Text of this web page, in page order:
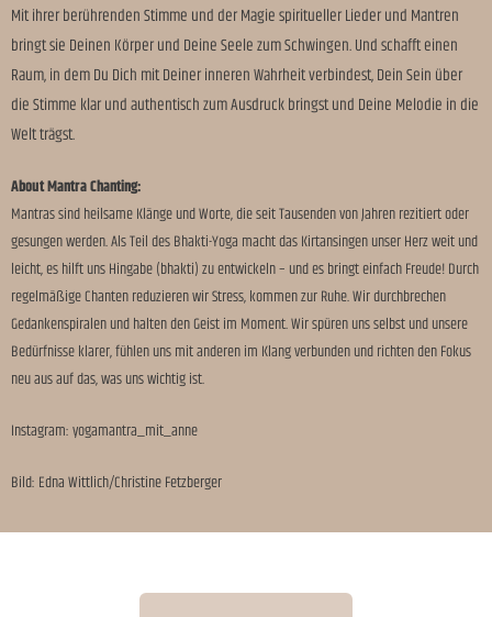
Mit ihrer berührenden Stimme und der Magie spiritueller Lieder und Mantren
bringt sie Deinen Körper und Deine Seele zum Schwingen. Und schafft einen
Raum, in dem Du Dich mit Deiner inneren Wahrheit verbindest, Dein Sein über
die Stimme klar und authentisch zum Ausdruck bringst und Deine Melodie in die
Welt trägst.
About Mantra Chanting:
Mantras sind heilsame Klänge und Worte, die seit Tausenden von Jahren rezitiert oder
gesungen werden. Als Teil des Bhakti-Yoga macht das Kirtansingen unser Herz weit und
leicht, es hilft uns Hingabe (bhakti) zu entwickeln – und es bringt einfach Freude! Durch
regelmäßige Chanten reduzieren wir Stress, kommen zur Ruhe. Wir durchbrechen
Gedankenspiralen und halten den Geist im Moment. Wir spüren uns selbst und unsere
Bedürfnisse klarer, fühlen uns mit anderen im Klang verbunden und richten den Fokus
neu aus auf das, was uns wichtig ist.
Instagram: yogamantra_mit_anne
Bild: Edna Wittlich/Christine Fetzberger